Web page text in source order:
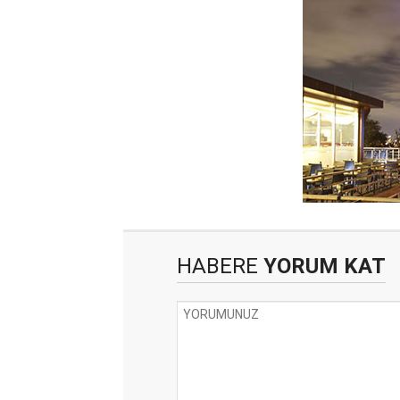
HABERE YORUM KAT